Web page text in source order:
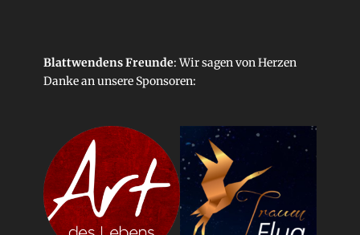
Blattwendens Freunde: Wir sagen von Herzen
Danke an unsere Sponsoren: